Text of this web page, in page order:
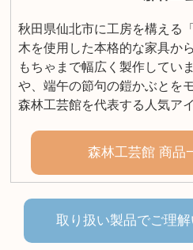
秋田県仙北市に工房を構える
木を使用した本格的な家具か
もちゃまで幅広く製作してい
や、端午の節句の鎧かぶとを
森林工芸館を代表する人気ア
森林工芸館 商品
取り扱い製品でご理